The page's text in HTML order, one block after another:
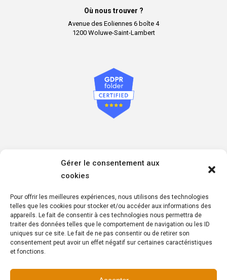
Gérer le consentement aux
cookies
Pour offrir les meilleures expériences, nous utilisons des technologies
telles que les cookies pour stocker et/ou accéder aux informations des
appareils. Le fait de consentir à ces technologies nous permettra de
traiter des données telles que le comportement de navigation ou les ID
uniques sur ce site. Le fait de ne pas consentir ou de retirer son
consentement peut avoir un effet négatif sur certaines caractéristiques
et fonctions.
Où nous trouver ?
Avenue des Eoliennes 6 boîte 4
1200 Woluwe-Saint-Lambert
confidentialité
Politique de confidentialité
Politique de respect des données à caractère personnel
Copyright © 2025 – Wyr Insurance – Tous droits réservés